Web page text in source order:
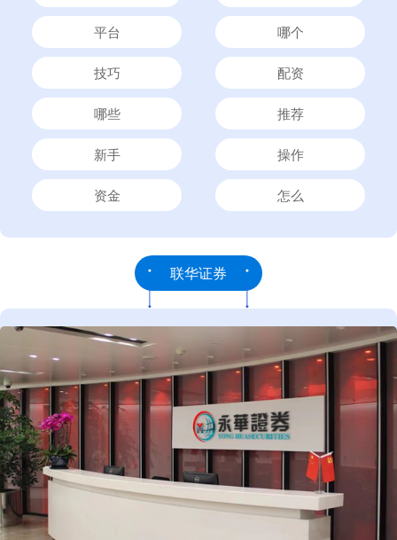
平台 哪个
技巧 配资
哪些 推荐
新手 操作
资金 怎么
联华证券